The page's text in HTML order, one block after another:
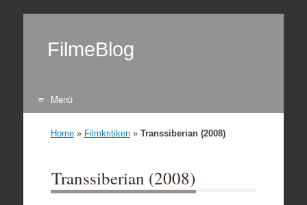
FilmeBlog
Menü
Home» Filmkritiken» Transsiberian (2008)
Transsiberian (2008)